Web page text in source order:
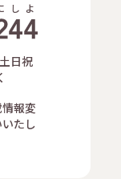
し よ
日祝
報変
たし